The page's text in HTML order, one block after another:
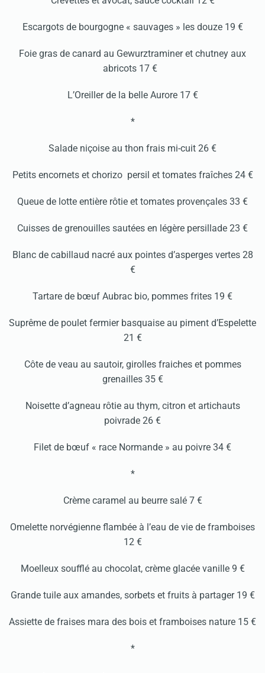
Escargots de bourgogne « sauvages » les douze 19 €
Foie gras de canard au Gewurztraminer et chutney aux
abricots 17 €
L’Oreiller de la belle Aurore 17 €
*
Salade niçoise au thon frais mi-cuit 26 €
Petits encornets et chorizo persil et tomates fraîches 24 €
Queue de lotte entière rôtie et tomates provençales 33 €
Cuisses de grenouilles sautées en légère persillade 23 €
Blanc de cabillaud nacré aux pointes d’asperges vertes 28
€
Tartare de bœuf Aubrac bio, pommes frites 19 €
Suprême de poulet fermier basquaise au piment d’Espelette
21 €
Côte de veau au sautoir, girolles fraiches et pommes
grenailles 35 €
Noisette d’agneau rôtie au thym, citron et artichauts
poivrade 26 €
Filet de bœuf « race Normande » au poivre 34 €
*
Crème caramel au beurre salé 7 €
Omelette norvégienne flambée à l’eau de vie de framboises
12 €
Moelleux soufflé au chocolat, crème glacée vanille 9 €
Grande tuile aux amandes, sorbets et fruits à partager 19 €
Assiette de fraises mara des bois et framboises nature 15 €
*